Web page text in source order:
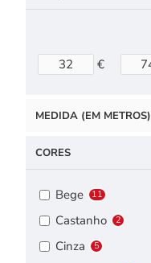
€
MEDIDA (EM METROS)
CORES
Bege 11
Castanho 2
Cinza 5